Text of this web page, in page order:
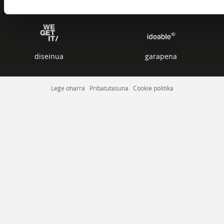
diseinua garapena
Lege oharra Pribatutasuna Cookie politika